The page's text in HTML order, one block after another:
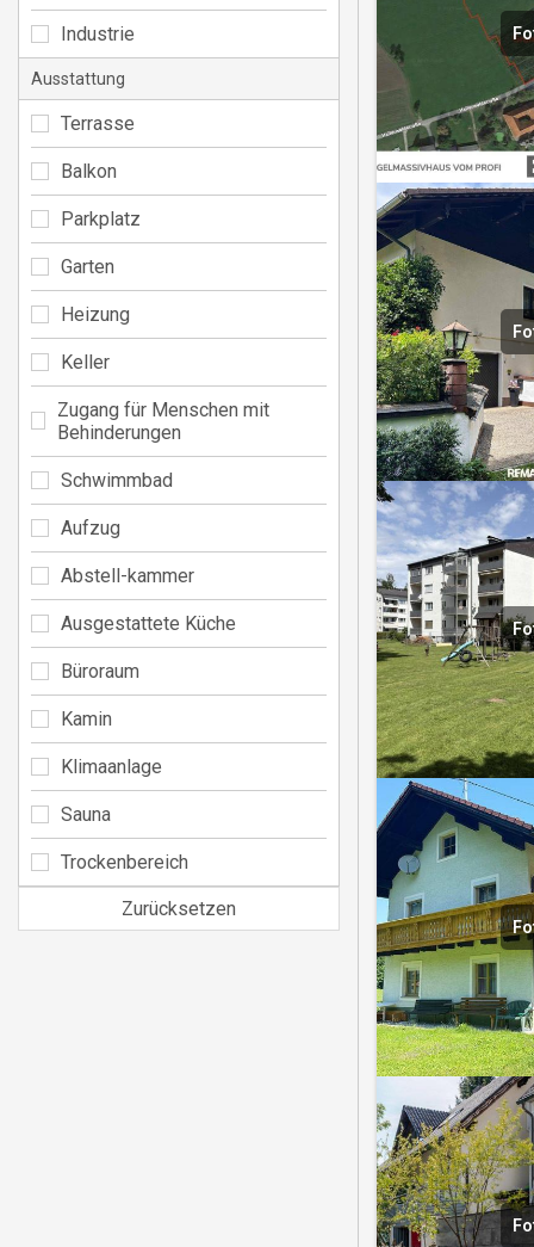
Industrie
Ausstattung
Terrasse
Balkon
Parkplatz
Garten
Heizung
Keller
Zugang für Menschen mit
Behinderungen
Schwimmbad
Aufzug
Abstell-kammer
Ausgestattete Küche
Büroraum
Kamin
Klimaanlage
Sauna
Trockenbereich
Zurücksetzen